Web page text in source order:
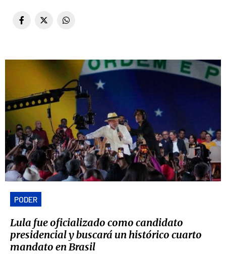
PODER
Lula fue oficializado como candidato
presidencial y buscará un histórico cuarto
mandato en Brasil